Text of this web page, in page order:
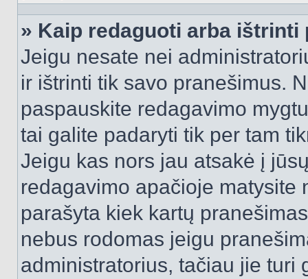
» Kaip redaguoti arba ištrinti
Jeigu nesate nei
ir ištrinti tik savo pranešimus.
paspauskite redagavimo
tai galite padaryti tik per tam
Jeigu kas nors jau atsakė į
redagavimo apačioje matysite
parašyta kiek kartų
nebus rodomas jeigu
administratorius, tačiau jie turi